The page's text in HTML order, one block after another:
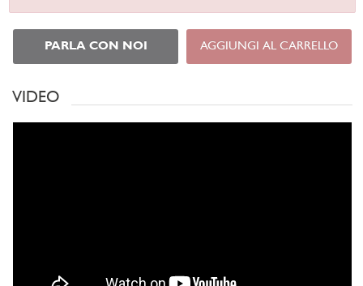
PARLA CON NOI AGGIUNGI AL CARRELLO
VIDEO